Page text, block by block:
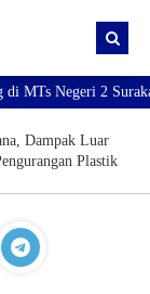
MTs Negeri 2
Dampak Luar
Plastik